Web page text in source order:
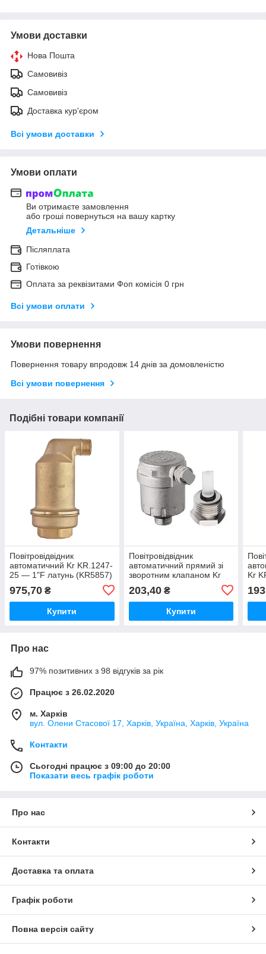
Умови доставки
Нова Пошта
Самовивіз
Самовивіз
Доставка кур'єром
Всі умови доставки
Умови оплати
Ви отримаєте замовлення
або гроші повернуться на вашу картку
Детальніше
Післяплата
Готівкою
Оплата за реквізитами Фоп комісія 0 грн
Всі умови оплати
Умови повернення
Повернення товару впродовж 14 днів за домовленістю
Всі умови повернення
Подібні товари компанії
Повітровідвідник
автоматичний Kr KR.1247-
25 — 1"F латунь (KR5857)
975,70 ₴
Купити
Повітровідвідник
автоматичний прямий зі
зворотним клапаном Kr
KR.1246 — 1/2" (KR3127)
203,40₴
Купити
Kr
Про нас
97% позитивних з 98 відгуків за рік
Працює з 26.02.2020
м. Харків
вул. Олени Стасової 17, Харків, Україна, Харків, Україна
Контакти
Сьогодні працює з 09:00 до 20:00
Показати весь графік роботи
Про нас
Контакти
Доставка та оплата
Графік роботи
Повна версія сайту